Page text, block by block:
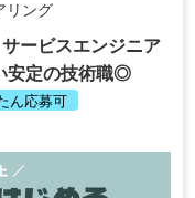
リング
ービスエンジニア
安定の技術職◎
ん応募可